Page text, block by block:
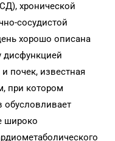
хронической
сосудистой
хорошо описана
дисфункцией
почек, известная
при котором
обусловливает
широко